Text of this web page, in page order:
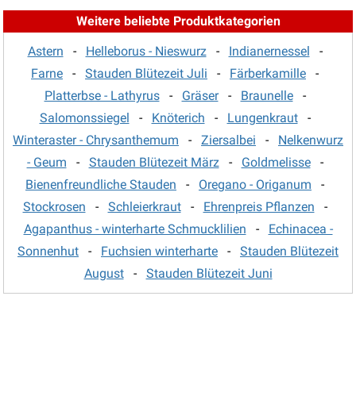
Weitere beliebte Produktkategorien
Astern - Helleborus - Nieswurz- Indianernessel -
Farne - Stauden Blütezeit Juli - Färberkamille -
Platterbse - Lathyrus- Gräser- Braunelle-
Salomonssiegel - Knöterich - Lungenkraut-
Winteraster - Chrysanthemum - Ziersalbei - Nelkenwurz
- Geum - Stauden Blütezeit März- Goldmelisse-
Bienenfreundliche Stauden - Oregano - Origanum -
Stockrosen - Schleierkraut- Ehrenpreis Pflanzen -
Agapanthus - winterharte Schmucklilien - Echinacea -
Sonnenhut - Fuchsien winterharte - Stauden Blütezeit
August- Stauden Blütezeit Juni